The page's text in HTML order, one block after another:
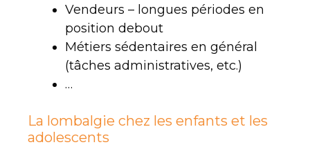
Vendeurs – longues périodes en
position debout
Métiers sédentaires en général
(tâches administratives, etc.)
…
La lombalgie chez les enfants et les
adolescents